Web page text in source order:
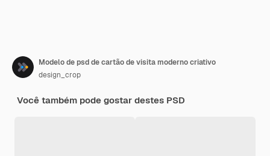
Modelo de psd de cartão de visita moderno criativo
design_crop
Você também pode gostar destes PSD